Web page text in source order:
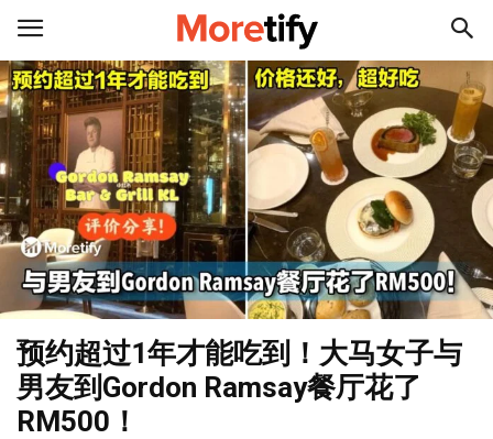
预约超过1年才能吃到！大马女子与
男友到Gordon Ramsay餐厅花了
RM500！